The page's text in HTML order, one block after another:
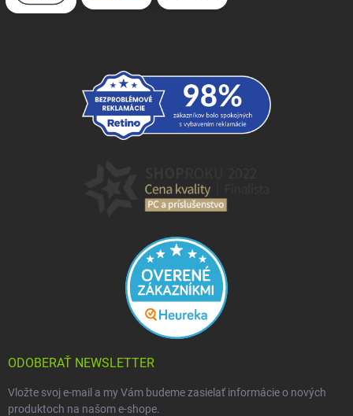
ODOBERAŤ NEWSLETTER
Vložte svoj e-mail a my Vám budeme zasielať informácie o nových
produktoch na našom e-shope.